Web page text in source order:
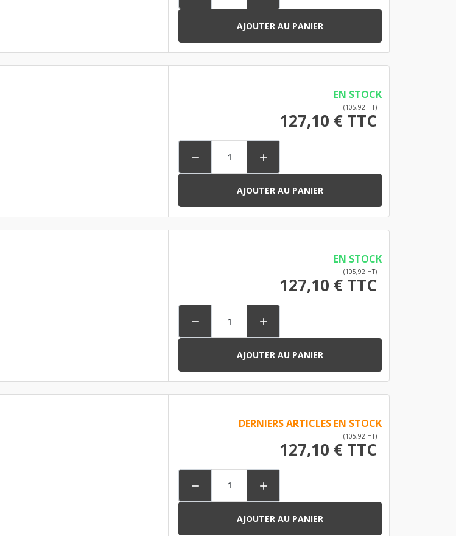
AJOUTER AU PANIER
EN STOCK
(105,92 HT)
127,10 € TTC
 
AJOUTER AU PANIER
EN STOCK
(105,92 HT)
127,10 € TTC
 
AJOUTER AU PANIER
DERNIERS ARTICLES EN STOCK
(105,92 HT)
127,10 € TTC
 
AJOUTER AU PANIER